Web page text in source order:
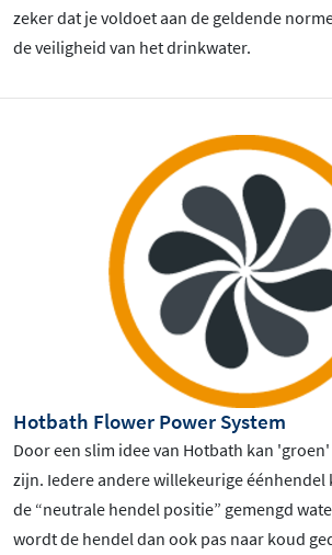
zeker dat je voldoet aan de geldende
de veiligheid van het drinkwater.
Hotbath Flower Power System
Door een slim idee van Hotbath kan
zijn. Iedere andere willekeurige éénhendel
de “neutrale hendel positie” gemengd
wordt de hendel dan ook pas naar koud